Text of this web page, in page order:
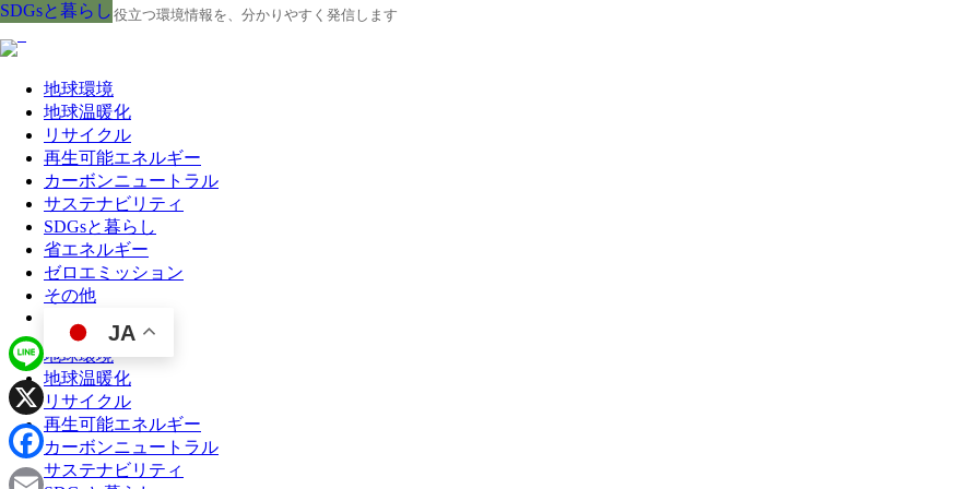
地球の今と未来に役立つ環境情報を、分かりやすく発信します
地球環境
地球温暖化
リサイクル
再生可能エネルギー
カーボンニュートラル
サステナビリティ
SDGsと暮らし
省エネルギー
ゼロエミッション
その他
JA
地球環境
地球温暖化
リサイクル
再生可能エネルギー
カーボンニュートラル
サステナビリティ
SDGsと暮らし
SDGsと暮らし
SDGsと暮らし
SDGsと暮らし
SDGsと暮らし
SDGsと暮らし
SDGsと暮らし
SDGsと暮らし
SDGsと暮らし
Line
X
Facebook